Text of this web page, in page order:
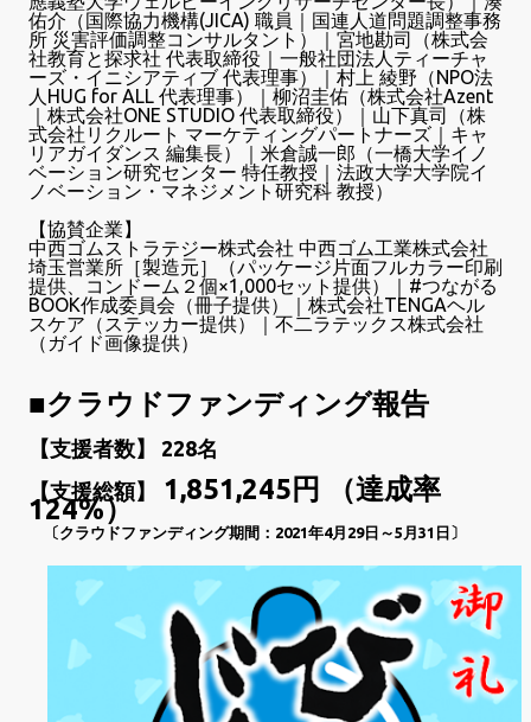
佑介（国際協力機構(JICA) 職員｜国連人道問題調整事務
所 災害評価調整コンサルタント）｜宮地勘司（株式会
社教育と探求社 代表取締役｜一般社団法人ティーチャ
ーズ・イニシアティブ 代表理事）｜村上 綾野（NPO法
人HUG for ALL 代表理事）｜柳沼圭佑（株式会社Azent
｜株式会社ONE STUDIO 代表取締役）｜山下真司（株
式会社リクルート マーケティングパートナーズ｜キャ
リアガイダンス 編集長）｜米倉誠一郎（一橋大学イノ
ベーション研究センター 特任教授｜法政大学大学院イ
ノベーション・マネジメント研究科 教授）
【協賛企業】
中西ゴムストラテジー株式会社 中西ゴム工業株式会社
埼玉営業所［製造元］（パッケージ片面フルカラー印刷
提供、コンドーム２個×1,000セット提供）｜#つながる
BOOK作成委員会（冊子提供）｜株式会社TENGAヘル
スケア（ステッカー提供）｜不二ラテックス株式会社
（ガイド画像提供）
■クラウドファンディング報告
【支援者数】 228名
【支援総額】
1,851,245円 （達成率
124%）
〔クラウドファンディング期間：2021年4月29日～5月31日〕